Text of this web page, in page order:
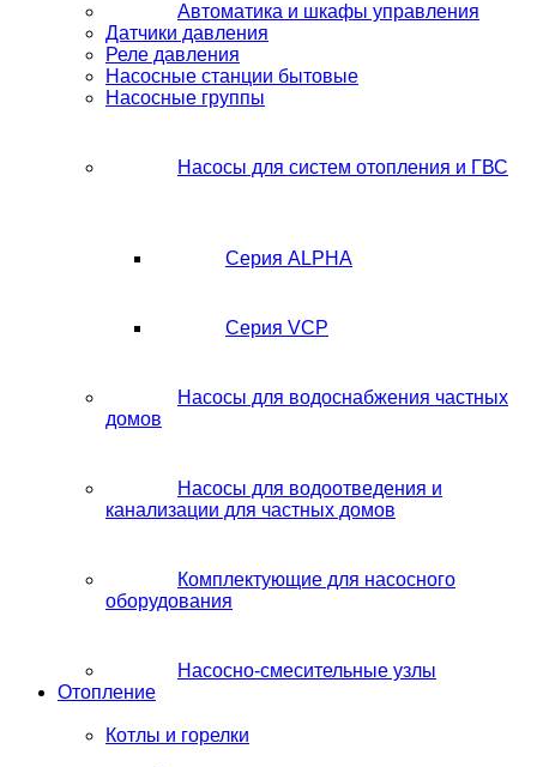
Автоматика и шкафы управления
Датчики давления
Реле давления
Насосные станции бытовые
Насосные группы
Насосы для систем отопления и ГВС
Серия ALPHA
Серия VCP
Насосы для водоснабжения частных
домов
Насосы для водоотведения и
канализации для частных домов
Комплектующие для насосного
оборудования
Насосно-смесительные узлы
Отопление
Котлы и горелки